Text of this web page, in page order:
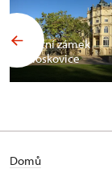
Státní zámek
Ploskovice
Domů